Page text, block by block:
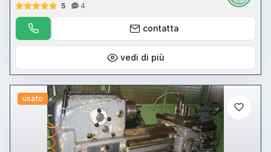
5
4
contatta
vedi di più
usato